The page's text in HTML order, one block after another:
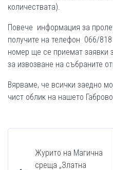
количествата).
Повече информация за
получите на телефон 066/
номер ще се приемат заявки
за извозване на събраните
Вярваме, че всички заедно
чист облик на нашeто
Журито на Магична
среща „Златна